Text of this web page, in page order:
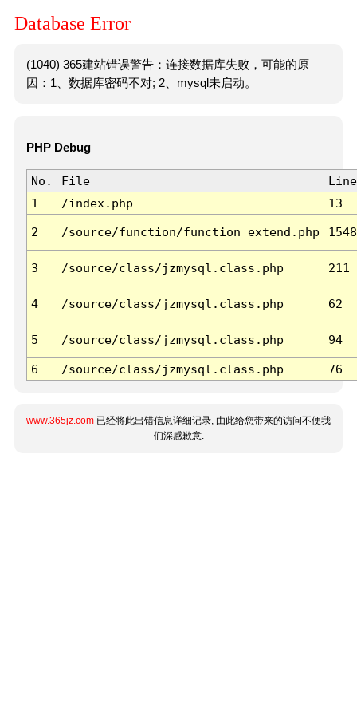
Database Error
(1040) 365建站错误警告：连接数据库失败，可能的原
因：1、数据库密码不对; 2、mysql未启动。
PHP Debug
No. File
Line
1
/index.php 13
2 /source/function/function_extend.php 1548
3 /source/class/jzmysql.class.php 211
4 /source/class/jzmysql.class.php 62
5 /source/class/jzmysql.class.php 94
6 /source/class/jzmysql.class.php 76
www.365jz.com 已经将此出错信息详细记录, 由此给您带来的访问不便我
们深感歉意.